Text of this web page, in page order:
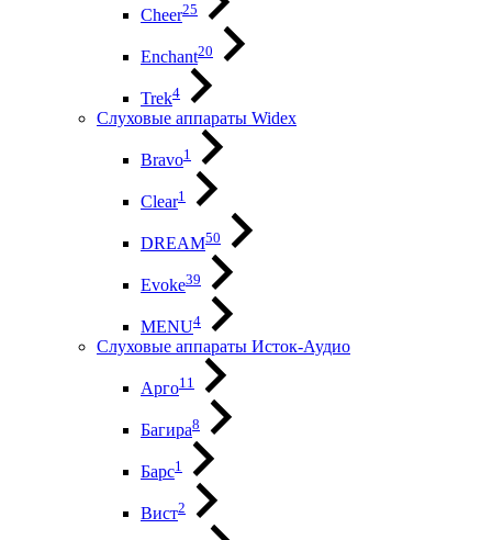
Cheer25
Enchant20
Trek4
Слуховые аппараты Widex
Bravo1
Clear1
DREAM50
Evoke39
MENU4
Слуховые аппараты Исток-Аудио
Арго11
Багира8
Барс1
Вист2